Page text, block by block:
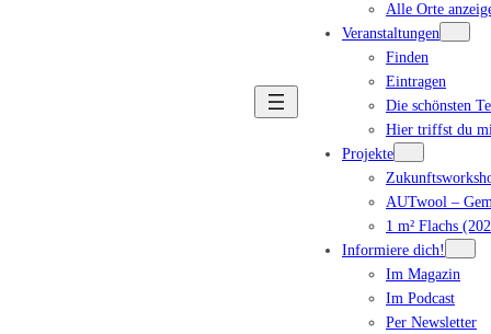
Alle Orte
Veranstaltungen
Finden
Eintragen
Die schönsten
Hier triffst du
Projekte
AUTwool –
1 m² Flachs
Informiere dich!
Im Magazin
Im Podcast
Per Newsletter